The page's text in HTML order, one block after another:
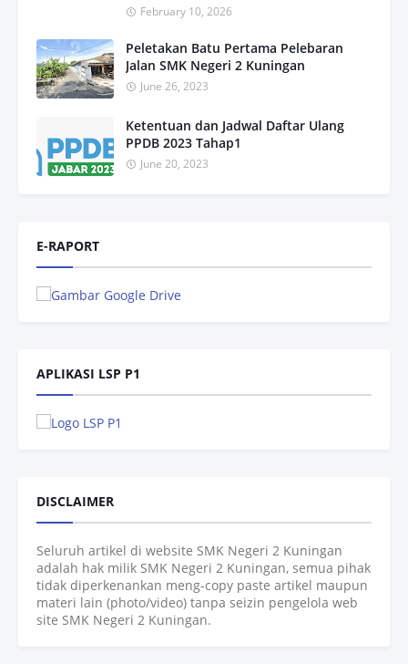
February 10, 2026
Peletakan Batu Pertama Pelebaran
Jalan SMK Negeri 2 Kuningan
June 26, 2023
Ketentuan dan Jadwal Daftar Ulang
PPDB 2023 Tahap1
June 20, 2023
E-RAPORT
APLIKASI LSP P1
DISCLAIMER
Seluruh artikel di website SMK Negeri 2 Kuningan
adalah hak milik SMK Negeri 2 Kuningan, semua pihak
tidak diperkenankan meng-copy paste artikel maupun
materi lain (photo/video) tanpa seizin pengelola web
site SMK Negeri 2 Kuningan.